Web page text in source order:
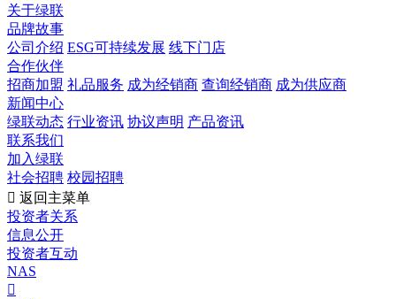
关于绿联
品牌故事
公司介绍 ESG可持续发展 线下门店
合作伙伴
招商加盟 礼品服务 成为经销商 查询经销商 成为供应商
新闻中心
绿联动态 行业资讯 协议声明 产品资讯
联系我们
加入绿联
社会招聘 校园招聘
 返回主菜单
投资者关系
信息公开
投资者互动
NAS
